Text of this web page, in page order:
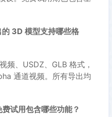
3D 模型支持哪些格
频、USDZ、GLB 格式，
通道视频。所有导出均
试用包含哪些功能？